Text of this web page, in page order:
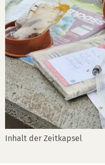
Inhalt der Zeitkapsel